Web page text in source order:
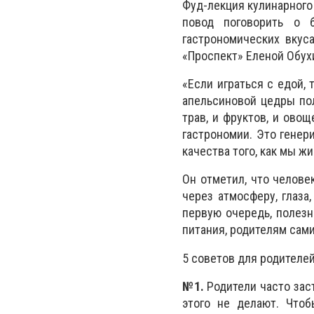
Фуд-лекция
повод поговорить о
гастрономических
«Проспект» Еленой
«Если играться с
апельсиновой цедры
трав, и фруктов, и
гастрономии. Это
качества того, как мы
Он отметил, что
через атмосферу,
первую очередь,
питания, родителям
5 советов для
№1. Родители часто
этого не делают.